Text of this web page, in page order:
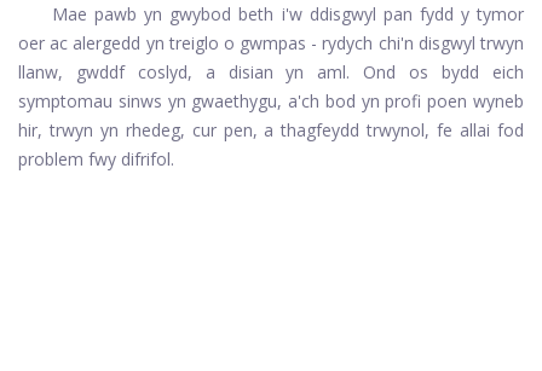
Mae pawb yn gwybod beth i'w ddisgwyl pan fydd y tymor
oer ac alergedd yn treiglo o gwmpas - rydych chi'n disgwyl trwyn
llanw, gwddf coslyd, a disian yn aml. Ond os bydd eich
symptomau sinws yn gwaethygu, a'ch bod yn profi poen wyneb
hir, trwyn yn rhedeg, cur pen, a thagfeydd trwynol, fe allai fod
problem fwy difrifol.